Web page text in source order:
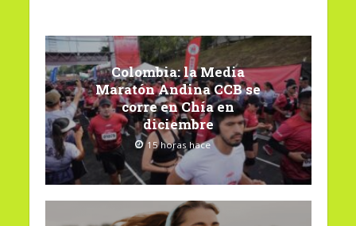
Colombia: la Media
Maratón Andina CCB se
corre en Chía en
diciembre
15 horas hace